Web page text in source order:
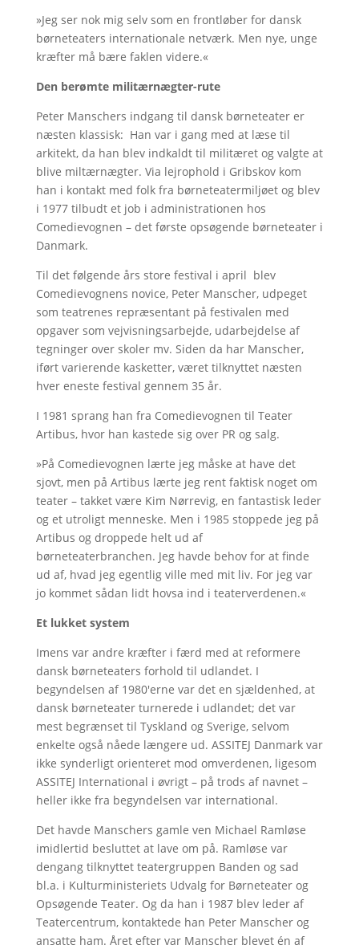
»Jeg ser nok mig selv som en frontløber for dansk
børneteaters internationale netværk. Men nye, unge
kræfter må bære faklen videre.«
Den berømte militærnægter-rute
Peter Manschers indgang til dansk børneteater er
næsten klassisk: Han var i gang med at læse til
arkitekt, da han blev indkaldt til militæret og valgte at
blive miltærnægter. Via lejrophold i Gribskov kom
han i kontakt med folk fra børneteatermiljøet og blev
i 1977 tilbudt et job i administrationen hos
Comedievognen – det første opsøgende børneteater i
Danmark.
Til det følgende års store festival i april blev
Comedievognens novice, Peter Manscher, udpeget
som teatrenes repræsentant på festivalen med
opgaver som vejvisningsarbejde, udarbejdelse af
tegninger over skoler mv. Siden da har Manscher,
iført varierende kasketter, været tilknyttet næsten
hver eneste festival gennem 35 år.
I 1981 sprang han fra Comedievognen til Teater
Artibus, hvor han kastede sig over PR og salg.
»På Comedievognen lærte jeg måske at have det
sjovt, men på Artibus lærte jeg rent faktisk noget om
teater – takket være Kim Nørrevig, en fantastisk leder
og et utroligt menneske. Men i 1985 stoppede jeg på
Artibus og droppede helt ud af
børneteaterbranchen. Jeg havde behov for at finde
ud af, hvad jeg egentlig ville med mit liv. For jeg var
jo kommet sådan lidt hovsa ind i teaterverdenen.«
Et lukket system
Imens var andre kræfter i færd med at reformere
dansk børneteaters forhold til udlandet. I
begyndelsen af 1980'erne var det en sjældenhed, at
dansk børneteater turnerede i udlandet; det var
mest begrænset til Tyskland og Sverige, selvom
enkelte også nåede længere ud. ASSITEJ Danmark var
ikke synderligt orienteret mod omverdenen, ligesom
ASSITEJ International i øvrigt – på trods af navnet –
heller ikke fra begyndelsen var international.
Det havde Manschers gamle ven Michael Ramløse
imidlertid besluttet at lave om på. Ramløse var
dengang tilknyttet teatergruppen Banden og sad
bl.a. i Kulturministeriets Udvalg for Børneteater og
Opsøgende Teater. Og da han i 1987 blev leder af
Teatercentrum, kontaktede han Peter Manscher og
ansatte ham. Året efter var Manscher blevet én af